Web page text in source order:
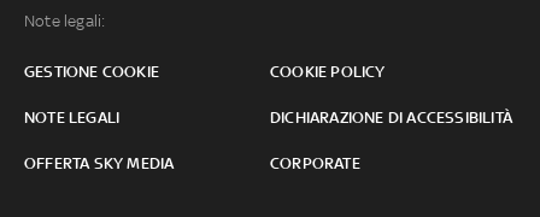
Note legali:
GESTIONE COOKIE COOKIE POLICY
NOTE LEGALI DICHIARAZIONE DI ACCESSIBILITÀ
OFFERTA SKY MEDIA CORPORATE